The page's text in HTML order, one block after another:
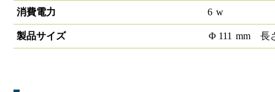
消費電力 6 w
製品サイズ Φ 111 mm 長